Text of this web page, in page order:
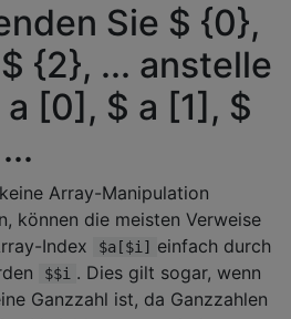
Sie $ {0},
{2}, ... anstelle
a [0], $ a [1], $
Array-Manipulation
können die meisten Verweise
Index
$a[$i]
einfach durch
$$i . Dies gilt sogar, wenn
Ganzzahl ist, da Ganzzahlen